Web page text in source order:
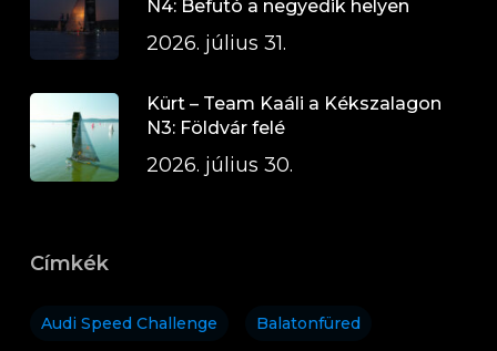
N4: Befutó a negyedik helyen
2026. július 31.
Kürt – Team Kaáli a Kékszalagon
N3: Földvár felé
2026. július 30.
Címkék
Audi Speed Challenge Balatonfüred